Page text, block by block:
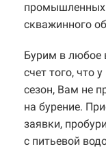
промышленных
скважинного
Бурим в любое
счет того, что
сезон, Вам не
на бурение.
заявки,
с питьевой